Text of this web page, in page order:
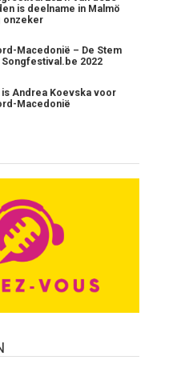
is deelname in Malmö
onzeker
Macedonië – De Stem
Songfestival.be 2022
is Andrea Koevska voor
Macedonië